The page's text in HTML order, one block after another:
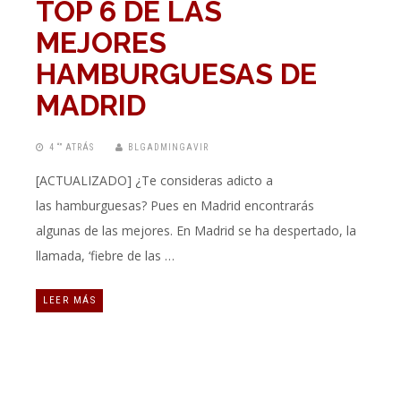
TOP 6 DE LAS
MEJORES
HAMBURGUESAS DE
MADRID
4 “” ATRÁS BLGADMINGAVIR
[ACTUALIZADO] ¿Te consideras adicto a
las hamburguesas? Pues en Madrid encontrarás
algunas de las mejores. En Madrid se ha despertado, la
llamada, ‘fiebre de las …
LEER MÁS